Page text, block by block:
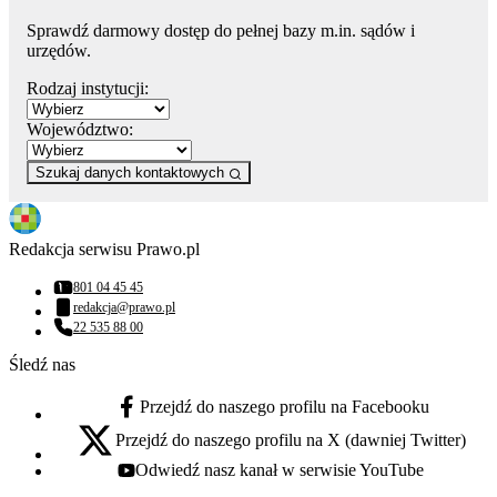
Sprawdź darmowy dostęp do pełnej bazy m.in. sądów i
urzędów.
Rodzaj instytucji:
Województwo:
Szukaj danych kontaktowych
Redakcja serwisu Prawo.pl
Numer telefonu:
801 04 45 45
Adres email:
redakcja@prawo.pl
Numer telefonu:
22 535 88 00
Śledź nas
facebook - otwiera się w nowej karcie
Przejdź do naszego profilu na Facebooku
x - otwiera się w nowej karcie
Przejdź do naszego profilu na X (dawniej Twitter)
youtube - otwiera się w nowej karcie
Odwiedź nasz kanał w serwisie YouTube